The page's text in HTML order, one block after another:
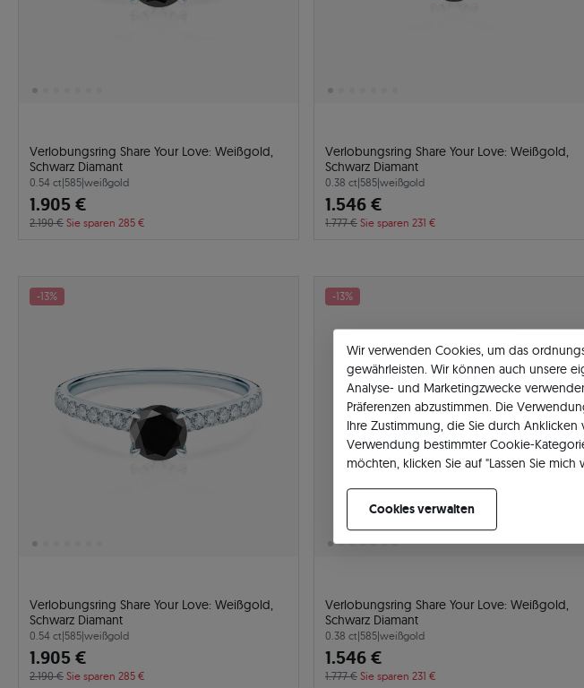
Verlobungsring Share Your Love: Weißgold,
Schwarz Diamant
0.54 ct|585|weißgold
1.905 €
2.190 € Sie sparen 285 €
Verlobungsring Share Your Love: Weißgold,
Schwarz Diamant
0.38 ct|585|weißgold
1.546 €
1.777 € Sie sparen 231 €
-13%
Verlobungsring Share Your Love: Weißgold,
Schwarz Diamant
0.54 ct|585|weißgold
1.905 €
2.190 € Sie sparen 285 €
-13%
Verlobungsring Share Your Love: Weißgold,
Schwarz Diamant
0.38 ct|585|weißgold
1.546 €
1.777 € Sie sparen 231 €
Wir verwenden Cookies, um das
gewährleisten. Wir können auch unsere
Analyse- und Marketingzwecke
Präferenzen abzustimmen. Die
Ihre Zustimmung, die Sie durch
Verwendung bestimmter Cookie-
möchten, klicken Sie auf "Lassen Sie
Cookies verwalten